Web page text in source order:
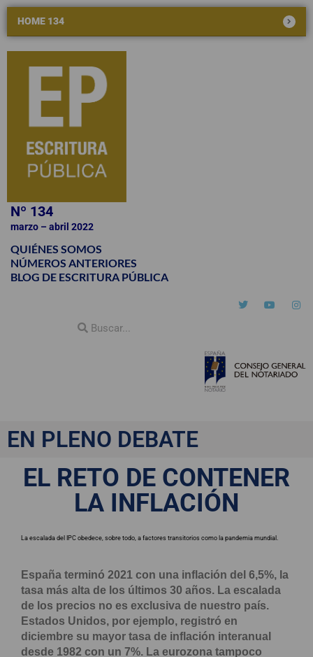
HOME 134
Nº 134
marzo – abril 2022
QUIÉNES SOMOS
NÚMEROS ANTERIORES
BLOG DE ESCRITURA PÚBLICA
EN PLENO DEBATE
EL RETO DE CONTENER
LA INFLACIÓN
La escalada del IPC obedece, sobre todo, a factores transitorios como la pandemia mundial.
España terminó 2021 con una inflación del 6,5%, la
tasa más alta de los últimos 30 años. La escalada
de los precios no es exclusiva de nuestro país.
Estados Unidos, por ejemplo, registró en
diciembre su mayor tasa de inflación interanual
desde 1982 con un 7%. La eurozona tampoco